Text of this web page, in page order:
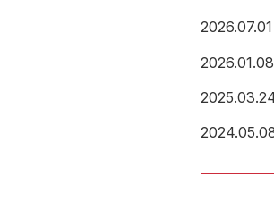
2026.07.01
2026.01.08